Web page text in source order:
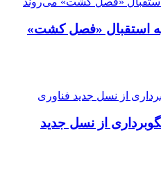
به استقبال «فصل کشت»
از نسل جدید